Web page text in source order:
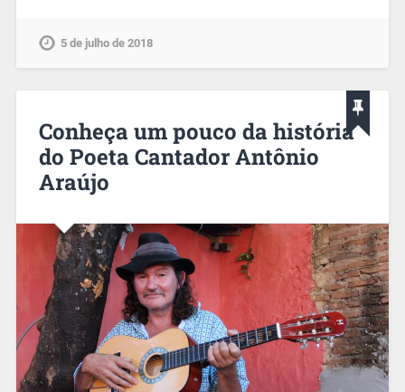
5 de julho de 2018
Conheça um pouco da história
do Poeta Cantador Antônio
Araújo